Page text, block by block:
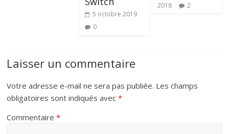
5 octobre 2019
0
2018
2
Laisser un commentaire
Votre adresse e-mail ne sera pas publiée. Les champs
obligatoires sont indiqués avec*
Commentaire*